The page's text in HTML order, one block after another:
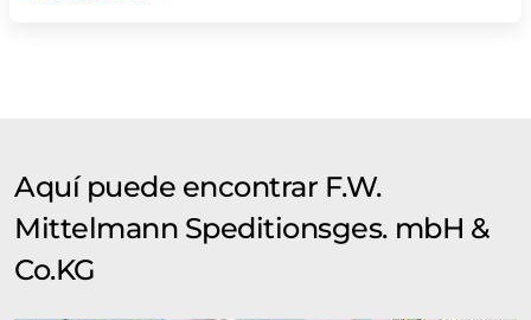
Aquí puede encontrar F.W.
Mittelmann Speditionsges. mbH &
Co.KG